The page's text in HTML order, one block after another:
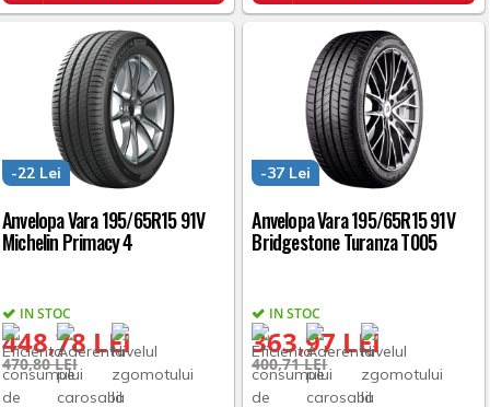
Anvelopa Vara 195/65R15 91V
Michelin Primacy 4
IN STOC
448,78 LEI
-22 Lei
470,80 LEI
Anvelopa Vara 195/65R15 91V
Bridgestone Turanza T005
IN STOC
363,97 LEI
-37 Lei
400,71 LEI